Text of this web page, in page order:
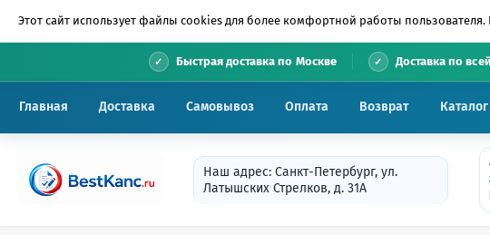
Этот сайт использует файлы cookies для более комфортной работы
Быстрая доставка по Москве Доставка по
Главная Доставка Самовывоз Оплата Возврат Каталог
Наш адрес: Санкт-Петербург, ул.
Латышских Стрелков, д. 31А